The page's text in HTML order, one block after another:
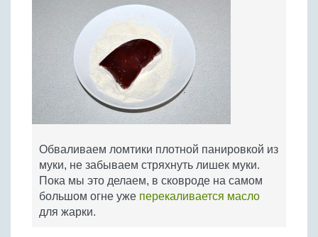
Обваливаем ломтики плотной панировкой из
муки, не забываем стряхнуть лишек муки.
Пока мы это делаем, в сковроде на самом
большом огне уже перекаливается масло
для жарки.